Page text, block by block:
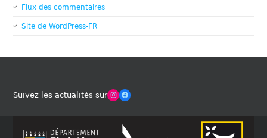
Flux des commentaires
Site de WordPress-FR
Suivez les actualités surWinches Club OfficielFacebook